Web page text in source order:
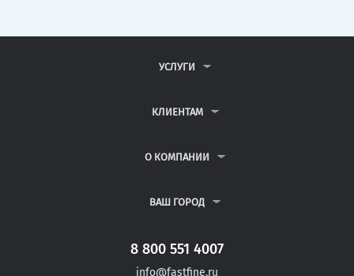
УСЛУГИ
ДИПЛОМНЫЕ РАБОТЫ
РЕФЕРАТЫ
КЛИЕНТАМ
ВОПРОСЫ И ОТВЕТЫ
ПОЛИТИКА КОНФИДЕНЦИАЛЬНОСТИ
О КОМПАНИИ
КОНТАКТЫ
ВАШ ГОРОД
САНКТ-ПЕТЕРБУРГ
УДОМЛЯ
8 800 551 4007
info@fastfine.ru